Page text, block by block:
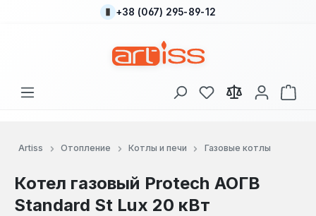
Перейти к основному содержанию
+38 (067) 295-89-12
У вас есть товары
В
Artiss Отопление Котлы и печи Газовые котлы
Котел газовый Protech АОГВ
Standard St Lux 20 кВт